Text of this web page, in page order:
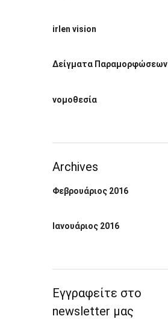
irlen vision
Δείγματα Παραμορφώσεων
νομοθεσία
Archives
Φεβρουάριος 2016
Ιανουάριος 2016
Εγγραφείτε στο
newsletter μας